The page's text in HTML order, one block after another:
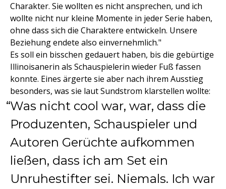
Charakter. Sie wollten es nicht ansprechen, und ich
wollte nicht nur kleine Momente in jeder Serie haben,
ohne dass sich die Charaktere entwickeln. Unsere
Beziehung endete also einvernehmlich."
Es soll ein bisschen gedauert haben, bis die gebürtige
Illinoisanerin als Schauspielerin wieder Fuß fassen
konnte. Eines ärgerte sie aber nach ihrem Ausstieg
besonders, was sie laut Sundstrom klarstellen wollte:
Was nicht cool war, war, dass die
Produzenten, Schauspieler und
Autoren Gerüchte aufkommen
ließen, dass ich am Set ein
Unruhestifter sei. Niemals. Ich war